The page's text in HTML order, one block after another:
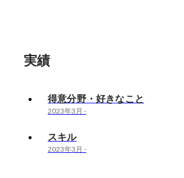
実績
得意分野・好きなこと
2023年3月 -
スキル
2023年3月 -